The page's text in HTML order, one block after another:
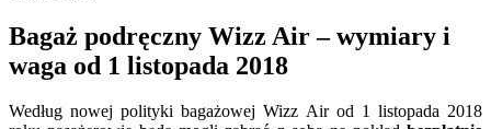
Bagaż podręczny Wizz Air – wymiary i
waga od 1 listopada 2018
Według nowej polityki bagażowej Wizz Air od 1 listopada 2018